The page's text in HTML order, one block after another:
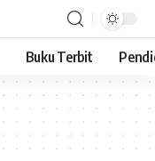
Buku Terbit